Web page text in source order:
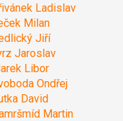
Ladislav
Milan
Jiří
Jaroslav
Libor
Ondřej
David
Martin